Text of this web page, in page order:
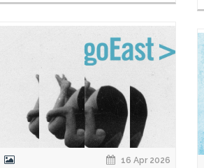
16 Apr 2026